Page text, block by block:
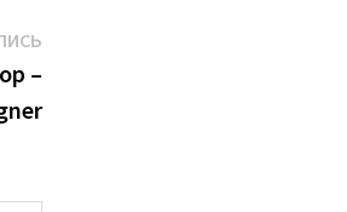
Следующая
запись:
–